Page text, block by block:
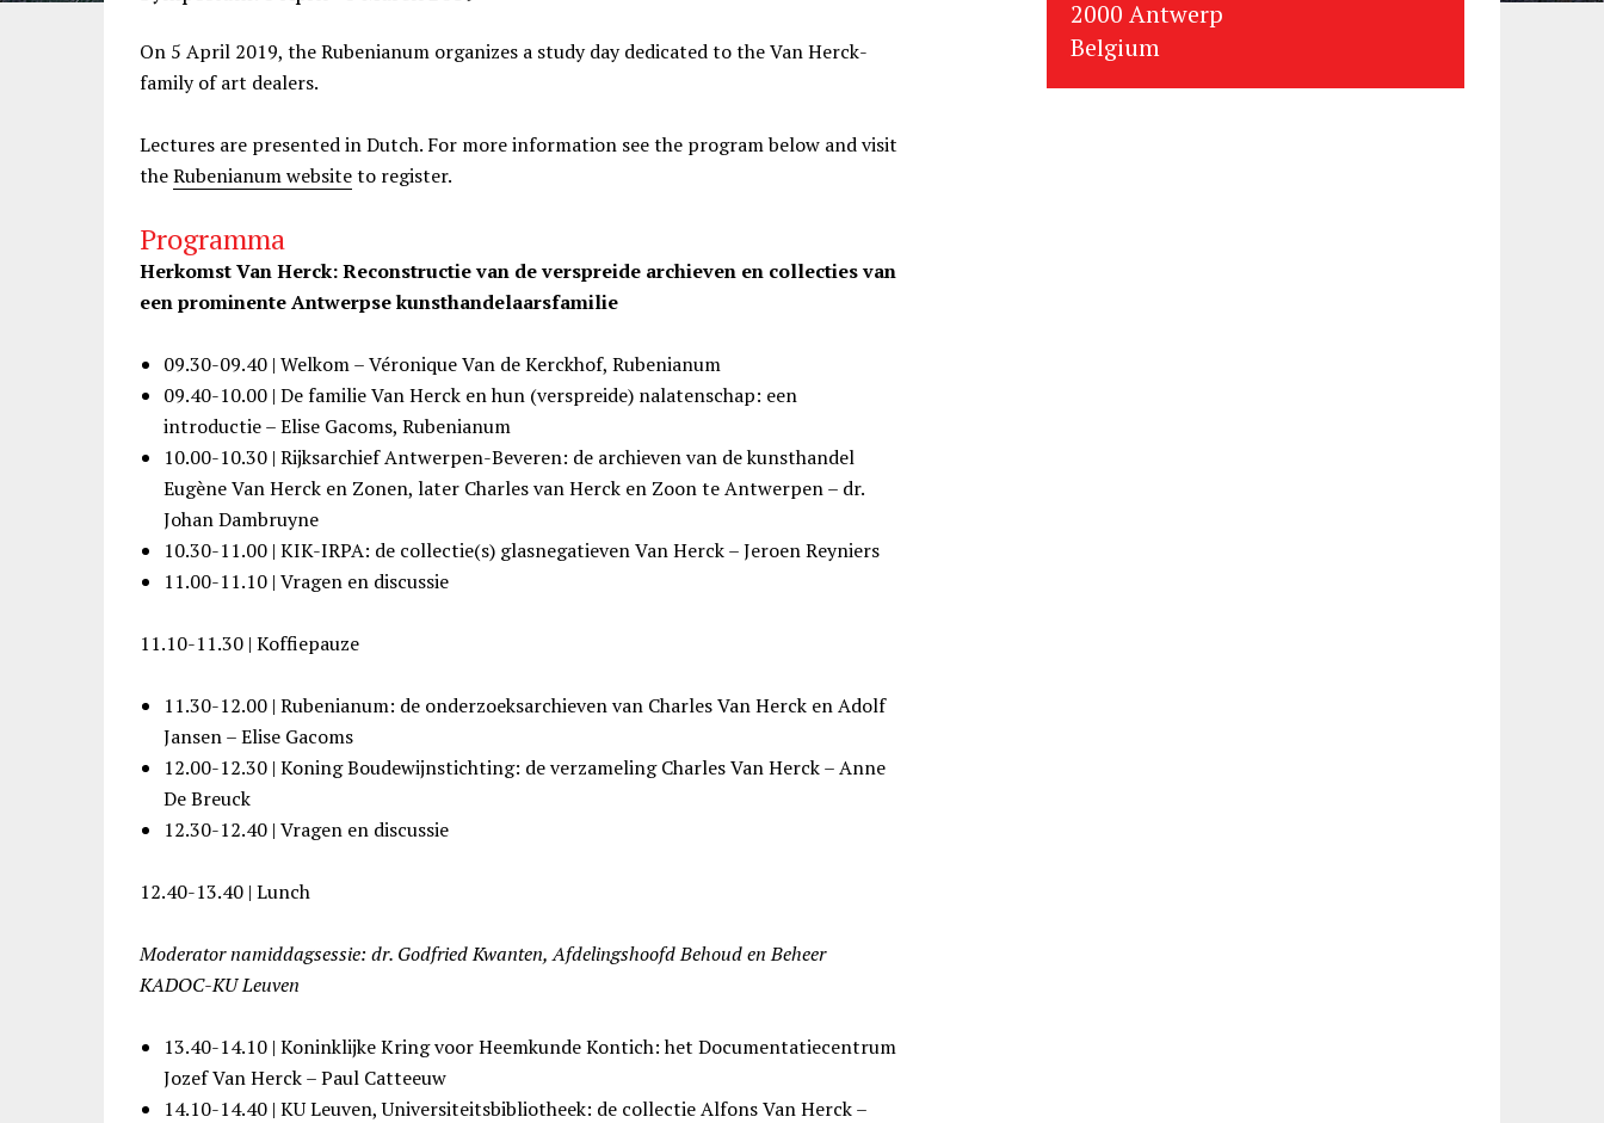
On 5 April 2019, the Rubenianum organizes a study day dedicated to the Van Herck-
family of art dealers.
Lectures are presented in Dutch. For more information see the program below and visit
theRubenianum websiteto register.
Programma
Herkomst Van Herck: Reconstructie van de verspreide archieven en collecties van
een prominente Antwerpse kunsthandelaarsfamilie
09.30-09.40 | Welkom – Véronique Van de Kerckhof, Rubenianum
09.40-10.00 | De familie Van Herck en hun (verspreide) nalatenschap: een
introductie – Elise Gacoms, Rubenianum
10.00-10.30 | Rijksarchief Antwerpen-Beveren: de archieven van de kunsthandel
Eugène Van Herck en Zonen, later Charles van Herck en Zoon te Antwerpen – dr.
Johan Dambruyne
10.30-11.00 | KIK-IRPA: de collectie(s) glasnegatieven Van Herck – Jeroen Reyniers
11.00-11.10 | Vragen en discussie
11.10-11.30 | Koffiepauze
11.30-12.00 | Rubenianum: de onderzoeksarchieven van Charles Van Herck en Adolf
Jansen – Elise Gacoms
12.00-12.30 | Koning Boudewijnstichting: de verzameling Charles Van Herck – Anne
De Breuck
12.30-12.40 | Vragen en discussie
12.40-13.40 | Lunch
Moderator namiddagsessie: dr. Godfried Kwanten, Afdelingshoofd Behoud en Beheer
KADOC-KU Leuven
13.40-14.10 | Koninklijke Kring voor Heemkunde Kontich: het Documentatiecentrum
Jozef Van Herck – Paul Catteeuw
14.10-14.40 | KU Leuven, Universiteitsbibliotheek: de collectie Alfons Van Herck –
2000 Antwerp
Belgium